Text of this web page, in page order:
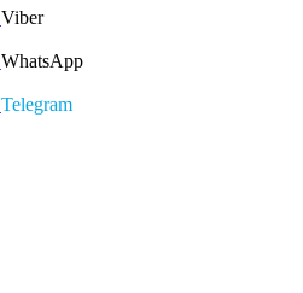
Viber
WhatsApp
Telegram